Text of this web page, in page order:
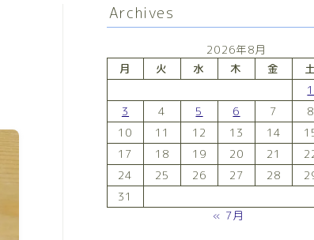
Archives
2026年8月
月
火 水 木 金 土
1
3
4 5 6 7 8
10
11 12 13 14
17
18 19 20 21
24
25 26 27 28
31
« 7月